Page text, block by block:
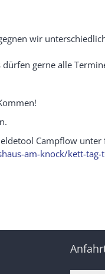
wir
gerne alle
Campflow unter
am-knock/kett-tag-